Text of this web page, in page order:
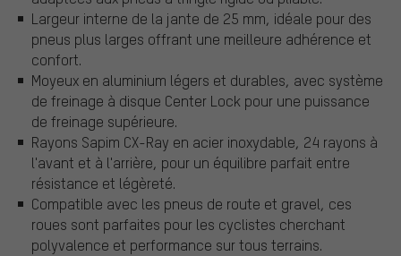
Largeur interne de la jante de 25 mm, idéale pour des
pneus plus larges offrant une meilleure adhérence et
confort.
Moyeux en aluminium légers et durables, avec système
de freinage à disque Center Lock pour une puissance
de freinage supérieure.
Rayons Sapim CX-Ray en acier inoxydable, 24 rayons à
l'avant et à l'arrière, pour un équilibre parfait entre
résistance et légèreté.
Compatible avec les pneus de route et gravel, ces
roues sont parfaites pour les cyclistes cherchant
polyvalence et performance sur tous terrains.